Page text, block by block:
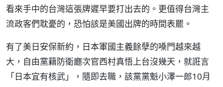
看來手中的台灣這張牌遲早要打出去的。更值得台灣主
流政客們耽憂的，恐怕該是美國出牌的時間表罷。
有了美日安保新約，日本軍國主義餘孽的嗓門越來越
大，自由黨籍防衛廳次官西村真悟上台沒幾天，就誑言
「日本宜有核武」，隨即去職，該黨黨魁小澤一郎10月